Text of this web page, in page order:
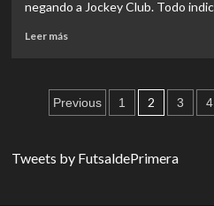
División
negando a Jockey Club. Todo
Leer másRead
otra
vez
Paginación
entradas
Previous 1 2 3 4
Tweets by FutsaldePrimera